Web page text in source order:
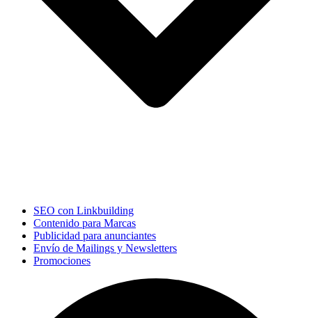
SEO con Linkbuilding
Contenido para Marcas
Publicidad para anunciantes
Envío de Mailings y Newsletters
Promociones